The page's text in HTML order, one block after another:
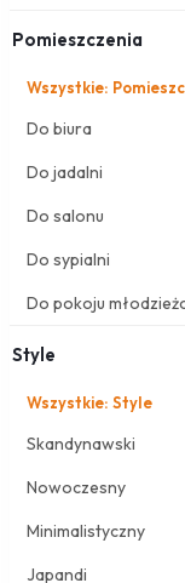
Pomieszczenia
Wszystkie:
Do biura
Do jadalni
Do salonu
Do sypialni
Do pokoju
Style
Wszystkie: Style
Skandynawski
Nowoczesny
Minimalistyczny
Japandi